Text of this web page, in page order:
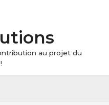
au projet du